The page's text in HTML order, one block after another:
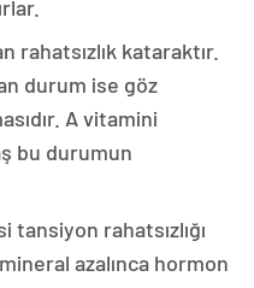
rahatsızlık kataraktır.
durum ise göz
A vitamini
bu durumun
rahatsızlığı
azalınca hormon